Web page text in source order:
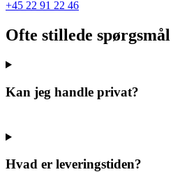
+45 22 91 22 46
Ofte stillede spørgsmål
Kan jeg handle privat?
Hvad er leveringstiden?